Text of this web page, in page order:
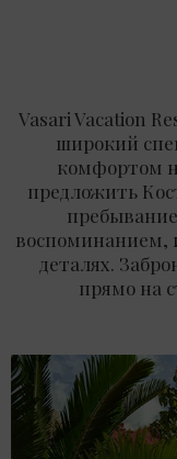
Vasari Vacation
широкий
комфортом
предложить
воспоминанием,
деталях.
прямо на